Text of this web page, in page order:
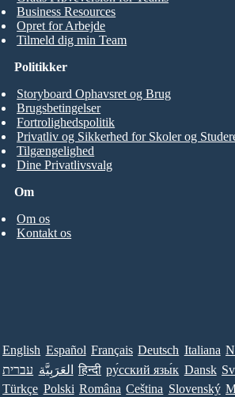
Business Resources
Opret for Arbejde
Tilmeld dig min Team
Om
Om os
Kontakt os
Politikker
Storyboard Ophavsret og Brug
Brugsbetingelser
Fortrolighedspolitik
Privatliv og Sikkerhed for Skoler og
Tilgængelighed
Dine Privatlivsvalg
English Español Français Deutsch Italiana
עברית العَرَبِيَّة हिन्दी ру́сский язы́к Dansk
Türkçe Polski Româna Ceština Slovenský